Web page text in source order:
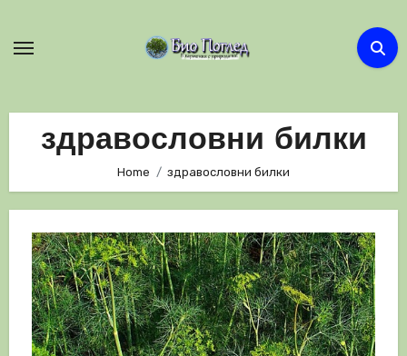
здравословни билки
Home здравословни билки